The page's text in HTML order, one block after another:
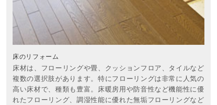
床のリフォーム
床材は、フローリングや畳、クッションフロア、タイルなど
複数の選択肢があります。特にフローリングは非常に人気の
高い床材で、種類も豊富。床暖房用や防音性など機能性に優
れたフローリング、調湿性能に優れた無垢フローリングなど